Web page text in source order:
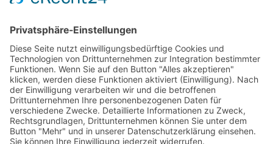
11.07.1976 - Jura
Streckenskizze Programmheft
Alle Ergebnisse:
Nennungsliste
Ergebnis Rennen